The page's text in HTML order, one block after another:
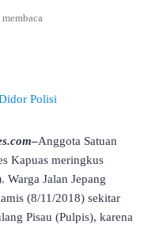
–Anggota Satuan
Kapuas meringkus
Warga Jalan Jepang
(8/11/2018) sekitar
Pisau (Pulpis), karena